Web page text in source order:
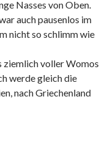
Nasses von Oben.
auch pausenlos im
nicht so schlimm wie
voller Womos
werde gleich die
nach Griechenland